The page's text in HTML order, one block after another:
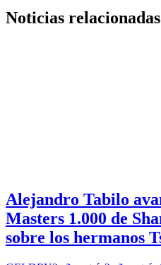
Noticias relacionadas
Alejandro Tabilo
Masters 1.000 de
sobre los hermanos